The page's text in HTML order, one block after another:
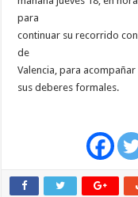
para
continuar su recorrido
de
Valencia, para
sus deberes formales.